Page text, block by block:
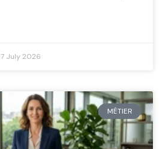
7 July 2026
MÉTIER